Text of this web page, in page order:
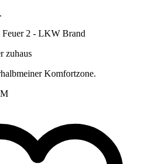
2 - LKW Brand
zuhaus
Komfortzone.